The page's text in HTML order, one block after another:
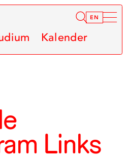
EN
Kalender
Links